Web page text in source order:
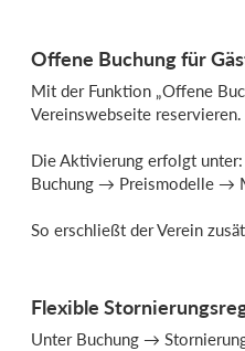
Offene Buchung für
Mit der Funktion „Offene
Vereinswebseite reservieren.
Die Aktivierung erfolgt unter:
Buchung → Preismodelle →
So erschließt der Verein
Flexible
Unter Buchung →